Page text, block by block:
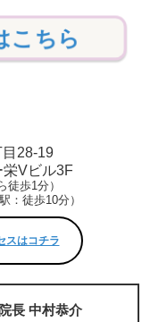
こちら
28-19
栄Vビル3F
徒歩1分）
：徒歩10分）
スはコチラ
長 中村恭介